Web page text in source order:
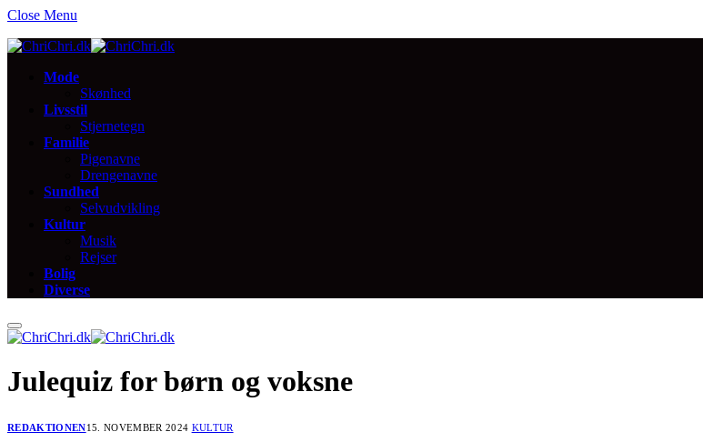
Close Menu
Mode
Skønhed
Livsstil
Stjernetegn
Familie
Pigenavne
Drengenavne
Sundhed
Selvudvikling
Kultur
Musik
Rejser
Bolig
Diverse
Julequiz for børn og voksne
REDAKTIONEN15. NOVEMBER 2024 KULTUR